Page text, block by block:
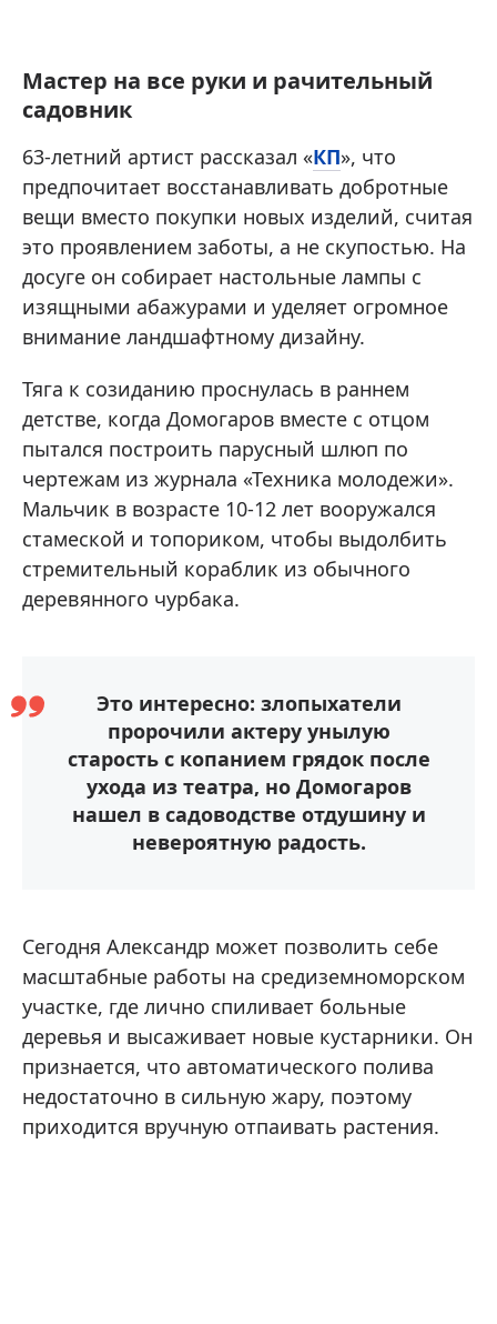
Мастер на все руки и рачительный
садовник
63-летний артист рассказал «КП», что
предпочитает восстанавливать добротные
вещи вместо покупки новых изделий, считая
это проявлением заботы, а не скупостью. На
досуге он собирает настольные лампы с
изящными абажурами и уделяет огромное
внимание ландшафтному дизайну.
Тяга к созиданию проснулась в раннем
детстве, когда Домогаров вместе с отцом
пытался построить парусный шлюп по
чертежам из журнала «Техника молодежи».
Мальчик в возрасте 10-12 лет вооружался
стамеской и топориком, чтобы выдолбить
стремительный кораблик из обычного
деревянного чурбака.
Это интересно: злопыхатели
пророчили актеру унылую
старость с копанием грядок после
ухода из театра, но Домогаров
нашел в садоводстве отдушину и
невероятную радость.
Сегодня Александр может позволить себе
масштабные работы на средиземноморском
участке, где лично спиливает больные
деревья и высаживает новые кустарники. Он
признается, что автоматического полива
недостаточно в сильную жару, поэтому
приходится вручную отпаивать растения.